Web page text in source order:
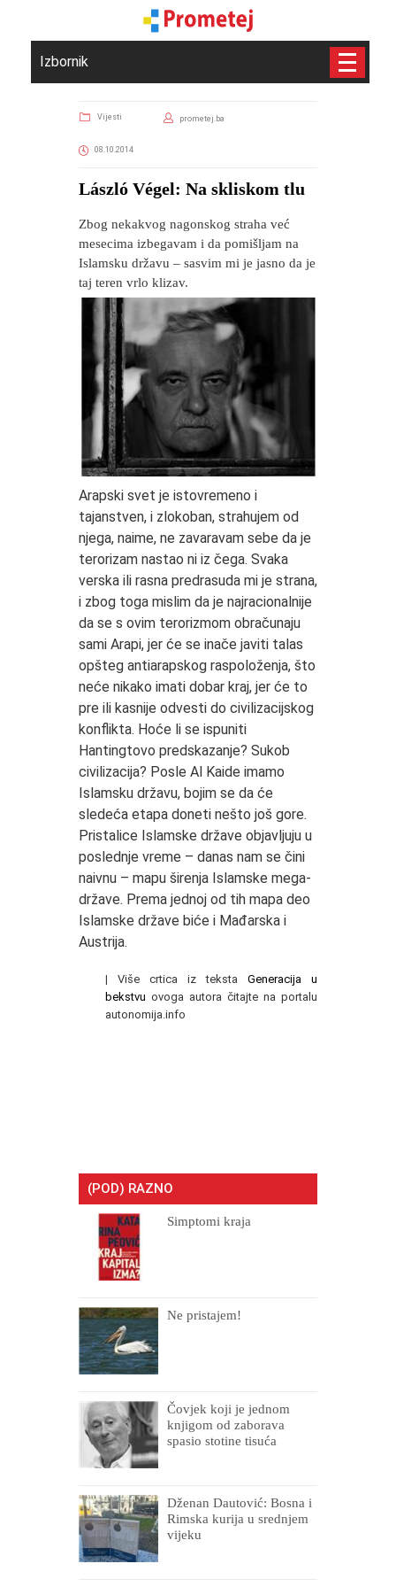
Izbornik
Vijesti prometej.ba
08.10.2014
László Végel: Na skliskom tlu
Zbog nekakvog nagonskog straha već
mesecima izbegavam i da pomišljam na
Islamsku državu – sasvim mi je jasno da je
taj teren vrlo klizav.
Arapski svet je istovremeno i
tajanstven, i zlokoban, strahujem od
njega, naime, ne zavaravam sebe da je
terorizam nastao ni iz čega. Svaka
verska ili rasna predrasuda mi je strana,
i zbog toga mislim da je najracionalnije
da se s ovim terorizmom obračunaju
sami Arapi, jer će se inače javiti talas
opšteg antiarapskog raspoloženja, što
neće nikako imati dobar kraj, jer će to
pre ili kasnije odvesti do civilizacijskog
konflikta. Hoće li se ispuniti
Hantingtovo predskazanje? Sukob
civilizacija? Posle Al Kaide imamo
Islamsku državu, bojim se da će
sledeća etapa doneti nešto još gore.
Pristalice Islamske države objavljuju u
poslednje vreme – danas nam se čini
naivnu – mapu širenja Islamske mega-
države. Prema jednoj od tih mapa deo
Islamske države biće i Mađarska i
Austrija.
| Više crtica iz teksta Generacija u
bekstvu ovoga autora čitajte na portalu
autonomija.info
(POD) RAZNO
Simptomi kraja
Ne pristajem!
Čovjek koji je jednom
knjigom od zaborava
spasio stotine tisuća
Dženan Dautović: Bosna i
Rimska kurija u srednjem
vijeku